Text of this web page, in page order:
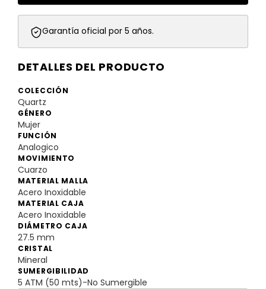
Garantía oficial por 5 años.
DETALLES DEL PRODUCTO
COLECCIÓN
Quartz
GÉNERO
Mujer
FUNCIÓN
Analogico
MOVIMIENTO
Cuarzo
MATERIAL MALLA
Acero Inoxidable
MATERIAL CAJA
Acero Inoxidable
DIÁMETRO CAJA
27.5 mm
CRISTAL
Mineral
SUMERGIBILIDAD
5 ATM (50 mts)-No Sumergible